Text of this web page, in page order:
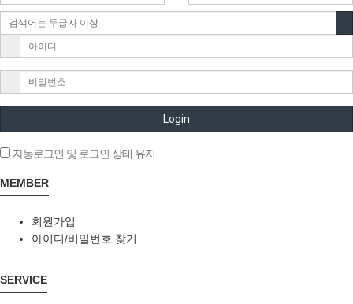
Login
자동로그인 및 로그인 상태 유지
MEMBER
회원가입
아이디/비밀번호 찾기
SERVICE